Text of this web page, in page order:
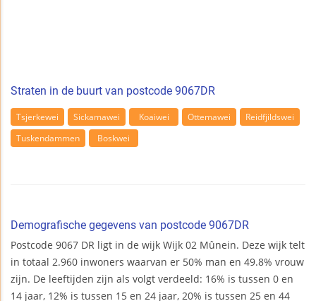
Straten in de buurt van postcode 9067DR
Tsjerkewei Sickamawei Koaiwei Ottemawei
Reidfjildswei
Tuskendammen
Boskwei
Demografische gegevens van postcode 9067DR
Postcode 9067 DR ligt in de wijk Wijk 02 Mûnein. Deze wijk telt
in totaal 2.960 inwoners waarvan er 50% man en 49.8% vrouw
zijn. De leeftijden zijn als volgt verdeeld: 16% is tussen 0 en
14 jaar, 12% is tussen 15 en 24 jaar, 20% is tussen 25 en 44